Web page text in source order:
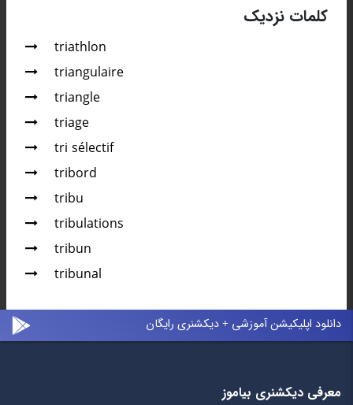
کلمات نزدیک
triathlon
triangulaire
triangle
triage
tri sélectif
tribord
tribu
tribulations
tribun
tribunal
دانلود اپلیکیشن آموزشی + دیکشنری رایگان
معرفی دیکشنری بیاموز